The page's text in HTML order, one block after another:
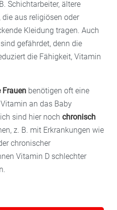
Schichtarbeiter, ältere
die aus religiösen oder
Kleidung tragen. Auch
sind gefährdet, denn die
die Fähigkeit, Vitamin
Frauen benötigen oft eine
an das Baby
sind hier noch chronisch
z. B. mit Erkrankungen wie
chronischer
Vitamin D schlechter